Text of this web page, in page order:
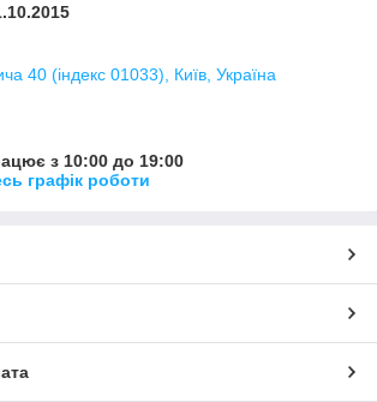
40 (індекс 01033), Київ, Україна
з 10:00 до 19:00
графік роботи